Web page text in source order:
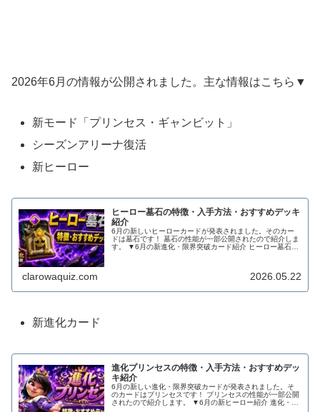
2026年6月の情報が公開されました。主な情報はこちら▼
新モード「プリンセス・ギャンビット」
シーズンアリーナ復活
新ヒーロー
ヒーロー墓石の特徴・入手方法・おすすめデッキ
紹介
6月の新しいヒーローカードが発表されました。そのカー
ドは墓石です！ 墓石の性能が一部公開されたので紹介しま
す。 ▼6月の新進化・限界突破カード紹介 ヒーロー墓石の
clarowaquiz.com 2026.05.22
新進化カード
進化プリンセスの特徴・入手方法・おすすめデッ
キ紹介
6月の新しい進化・限界突破カードが発表されました。そ
のカードはプリンセスです！ プリンセスの性能が一部公開
されたので紹介します。 ▼6月の新ヒーロー紹介 進化・限